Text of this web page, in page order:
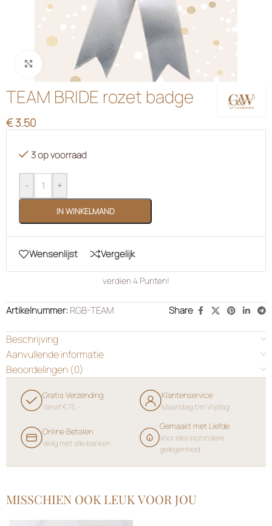
Klik om te vergroten
TEAM BRIDE rozet badge
€3.50
3 op voorraad
- +
IN WINKELMAND
Wensenlijst Vergelijk
verdien4 Punten!
Artikelnummer:RGB-TEAM Share
Beschrijving
Aanvullende informatie
Beoordelingen (0)
Gratis Verzending
Vanaf €75,-
Klantenservice
Maandag t/m Vrijdag
Online Betalen
Veilig met alle banken
Gemaakt met Liefde
Voor elke bijzondere
gelegenheid
MISSCHIEN OOK LEUK VOOR JOU